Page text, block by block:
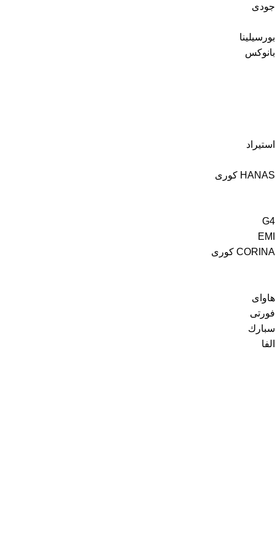
جودى
بورسيلينا
بانوكس
استيراد
HANAS كورى
G4
EMI
CORINA كورى
هاواى
فورتى
سبارك
الفا